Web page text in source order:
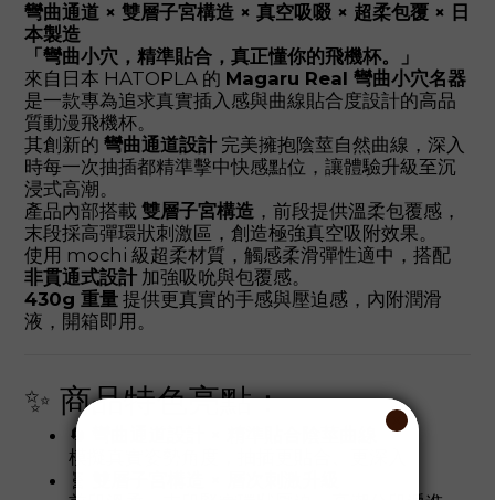
彎曲通道 × 雙層子宮構造 × 真空吸啜 × 超柔包覆 × 日
本製造
「彎曲小穴，精準貼合，真正懂你的飛機杯。」
來自日本 HATOPLA 的 Magaru Real 彎曲小穴名器
是一款專為追求真實插入感與曲線貼合度設計的高品
質動漫飛機杯。
其創新的 彎曲通道設計 完美擁抱陰莖自然曲線，深入
時每一次抽插都精準擊中快感點位，讓體驗升級至沉
浸式高潮。
產品內部搭載 雙層子宮構造 ，前段提供溫柔包覆感，
末段採高彈環狀刺激區，創造極強真空吸附效果。
使用 mochi 級超柔材質，觸感柔滑彈性適中，搭配
非貫通式設計 加強吸吮與包覆感。
430g 重量 提供更真實的手感與壓迫感，內附潤滑
液，開箱即用。
✨ 商品特色亮點：
🔄
模擬真實姿勢角度，抽插更貼合、更深入
🧬